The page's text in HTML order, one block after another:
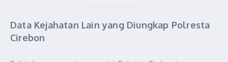
Data Kejahatan Lain yang Diungkap Polresta
Cirebon